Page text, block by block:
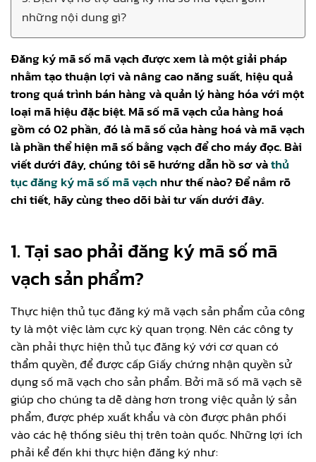
những nội dung gì?
Đăng ký mã số mã vạch được xem là một giải pháp
nhằm tạo thuận lợi và nâng cao năng suất, hiệu quả
trong quá trình bán hàng và quản lý hàng hóa với một
loại mã hiệu đặc biệt. Mã số mã vạch của hàng hoá
gồm có 02 phần, đó là mã số của hàng hoá và mã vạch
là phần thể hiện mã số bằng vạch để cho máy đọc. Bài
viết dưới đây, chúng tôi sẽ hướng dẫn hồ sơ vàthủ
tục đăng ký mã số mã vạch như thế nào? Để nắm rõ
chi tiết, hãy cùng theo dõi bài tư vấn dưới đây.
1. Tại sao phải đăng ký mã số mã
vạch sản phẩm?
Thực hiện thủ tục đăng ký mã vạch sản phẩm của công
ty là một việc làm cực kỳ quan trọng. Nên các công ty
cần phải thực hiện thủ tục đăng ký với cơ quan có
thẩm quyền, để được cấp Giấy chứng nhận quyền sử
dụng số mã vạch cho sản phẩm. Bởi mã số mã vạch sẽ
giúp cho chúng ta dễ dàng hơn trong việc quản lý sản
phẩm, được phép xuất khẩu và còn được phân phối
vào các hệ thống siêu thị trên toàn quốc. Những lợi ích
phải kể đến khi thực hiện đăng ký như: